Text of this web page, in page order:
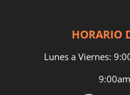
HORARIO
Lunes a Viernes: